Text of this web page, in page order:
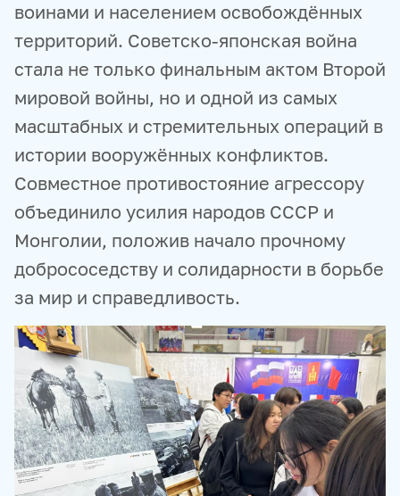
воинами и населением освобождённых
территорий. Советско-японская война
стала не только финальным актом Второй
мировой войны, но и одной из самых
масштабных и стремительных операций в
истории вооружённых конфликтов.
Совместное противостояние агрессору
объединило усилия народов СССР и
Монголии, положив начало прочному
добрососедству и солидарности в борьбе
за мир и справедливость.